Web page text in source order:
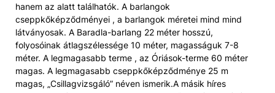
hanem az alatt találhatók. A barlangok
cseppkőképződményei , a barlangok méretei mind mind
látványosak. A Baradla-barlang 22 méter hosszú,
folyosóinak átlagszélessége 10 méter, magasságuk 7-8
méter. A legmagasabb terme , az Óriások-terme 60 méter
magas. A legmagasabb cseppkőképződménye 25 m
magas, „Csillagvizsgáló” néven ismerik.A másik híres